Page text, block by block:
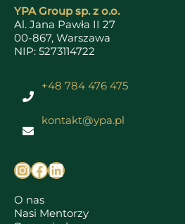
YPA Group sp. z o.o.
Al. Jana Pawła II 27
00-867, Warszawa
NIP: 5273114722
+48 784 476 475
kontakt@ypa.pl
O nas
Nasi Mentorzy